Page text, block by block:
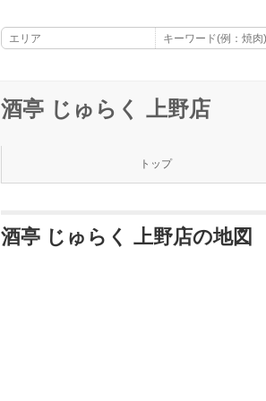
酒亭 じゅらく 上野店
トップ
酒亭 じゅらく 上野店の地図